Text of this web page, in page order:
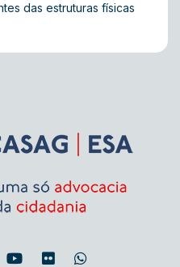
das estruturas físicas